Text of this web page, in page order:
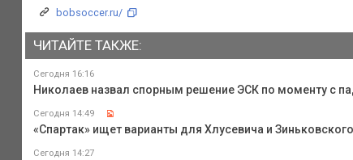
bobsoccer.ru/
ЧИТАЙТЕ ТАКЖЕ:
Сегодня 16:16
Николаев назвал спорным решение ЭСК по моменту с
Сегодня 14:49
«Спартак» ищет варианты для Хлусевича и
Сегодня 14:27